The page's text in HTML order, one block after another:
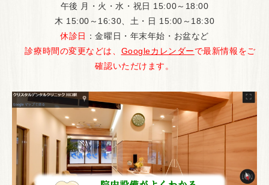
午後 月・火・水・祝日 15:00～18:00
木 15:00～16:30、土・日 15:00～18:30
休診日 ：金曜日・年末年始・お盆など
診療時間の変更などは、 Googleカレンダーで最新情報をご
確認いただけます。